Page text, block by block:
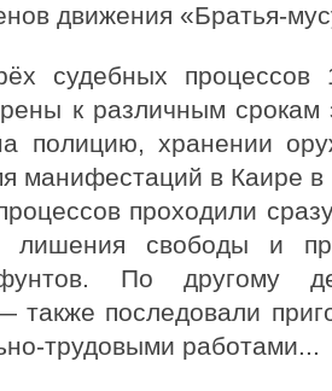
движения «Братья-
судебных процессов
к различным
полицию, хранении
манифестаций в Каире
проходили
лишения свободы и
фунтов. По
также последовали
трудовыми работами...